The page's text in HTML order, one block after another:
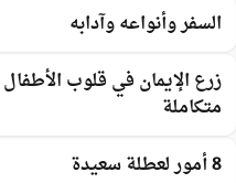
السفر وأنواعه وآدابه
زرع الإيمان في قلوب
متكاملة
8 أمور لعطلة سعيدة